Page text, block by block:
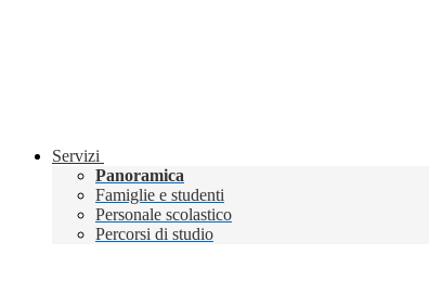
Servizi
Panoramica
Famiglie e studenti
Personale scolastico
Percorsi di studio